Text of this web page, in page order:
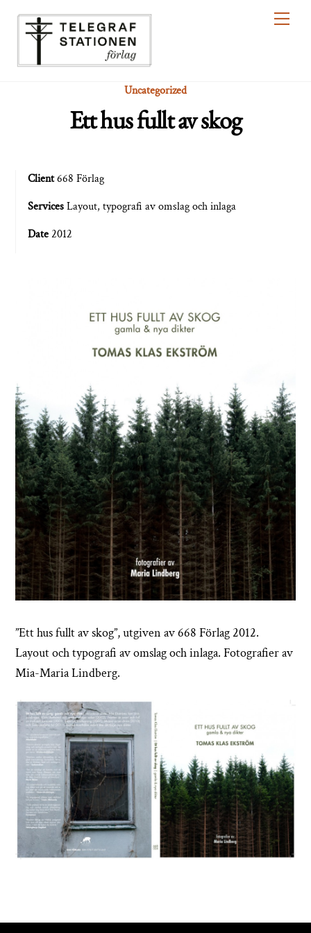
Uncategorized
Ett hus fullt av skog
Client668 Förlag
ServicesLayout, typografi av omslag och inlaga
Date2012
”Ett hus fullt av skog”, utgiven av 668 Förlag 2012.
Layout och typografi av omslag och inlaga. Fotografier av
Mia-Maria Lindberg.